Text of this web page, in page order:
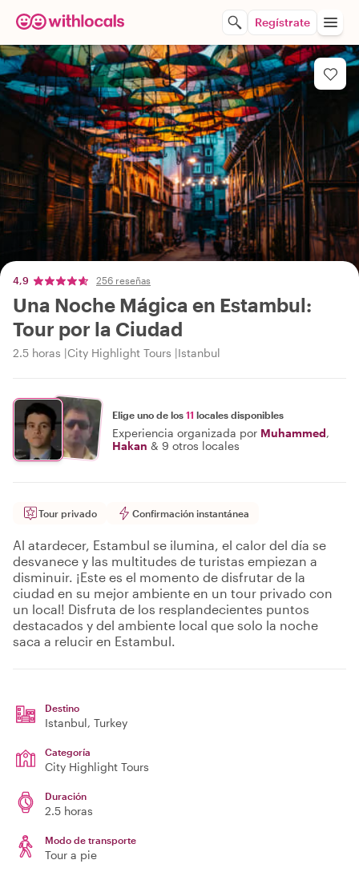
Regístrate
4,9 256 reseñas
Una Noche Mágica en Estambul:
Tour por la Ciudad
2.5 horas City Highlight Tours Istanbul
Elige uno de los 11 locales disponibles
Experiencia organizada por Muhammed,
Hakan & 9 otros locales
Tour privado Confirmación instantánea
Al atardecer, Estambul se ilumina, el calor del día se
desvanece y las multitudes de turistas empiezan a
disminuir. ¡Este es el momento de disfrutar de la
ciudad en su mejor ambiente en un tour privado con
un local! Disfruta de los resplandecientes puntos
destacados y del ambiente local que solo la noche
saca a relucir en Estambul.
Destino
Istanbul, Turkey
Categoría
City Highlight Tours
Duración
2.5 horas
Modo de transporte
Tour a pie